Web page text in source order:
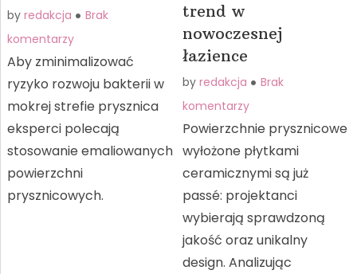
by redakcja
Brak
komentarzy
Aby zminimalizować
ryzyko rozwoju bakterii w
mokrej strefie prysznica
eksperci polecają
stosowanie emaliowanych
powierzchni
prysznicowych.
trend w
nowoczesnej
łazience
byredakcja
Brak
komentarzy
Powierzchnie prysznicowe
wyłożone płytkami
ceramicznymi są już
passé: projektanci
wybierają sprawdzoną
jakość oraz unikalny
design. Analizując